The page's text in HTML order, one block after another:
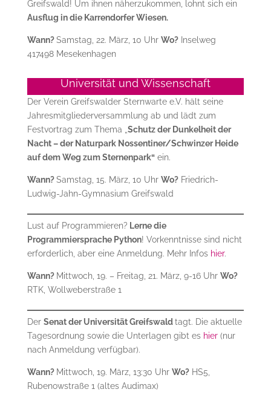
Greifswald! Um ihnen näherzukommen, lohnt sich ein
Ausflug in die Karrendorfer Wiesen.
Wann?Samstag, 22. März, 10 Uhr Wo?Inselweg
417498 Mesekenhagen
Universität und Wissenschaft
Der Verein Greifswalder Sternwarte e.V. hält seine
Jahresmitgliederversammlung ab und lädt zum
Festvortrag zum Thema „Schutz der Dunkelheit der
Nacht – der Naturpark Nossentiner/Schwinzer Heide
auf dem Weg zum Sternenpark“ein.
Wann?Samstag, 15. März, 10 Uhr Wo?Friedrich-
Ludwig-Jahn-Gymnasium Greifswald
Lust auf Programmieren? Lerne die
Programmiersprache Python! Vorkenntnisse sind nicht
erforderlich, aber eine Anmeldung. Mehr Infos hier.
Wann? Mittwoch, 19. – Freitag, 21. März, 9-16 Uhr Wo?
RTK, Wollweberstraße 1
Der Senat der Universität Greifswaldtagt. Die aktuelle
Tagesordnung sowie die Unterlagen gibt es hier(nur
nach Anmeldung verfügbar).
Wann? Mittwoch, 19. März, 13:30 Uhr Wo?HS5,
Rubenowstraße 1 (altes Audimax)